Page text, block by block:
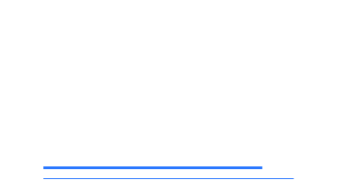
Inform-71.ru